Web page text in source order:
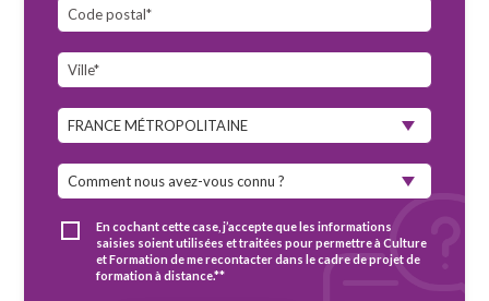
En cochant cette case, j’accepte que les informations
saisies soient utilisées et traitées pour permettre à Culture
et Formation de me recontacter dans le cadre de projet de
formation à distance.**